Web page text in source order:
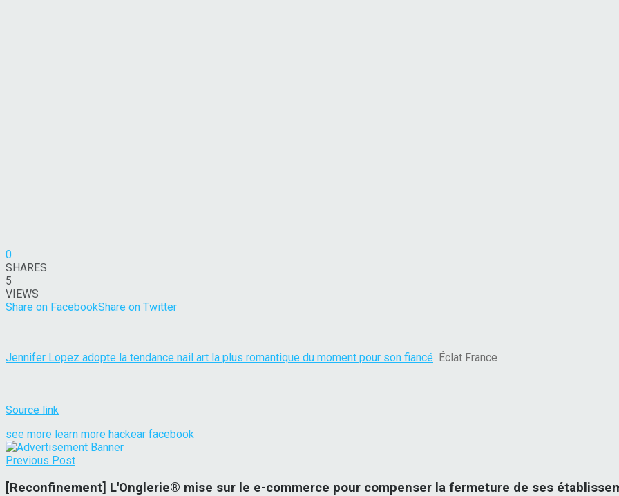
0
SHARES
5
VIEWS
Share on FacebookShare on Twitter
Jennifer Lopez adopte la tendance nail art la plus romantique du moment pour son fiancé Éclat France
Source link
see more learn more hackear facebook
Previous Post
[Reconfinement] L'Onglerie® mise sur le e-commerce pour compenser la fermeture de ses